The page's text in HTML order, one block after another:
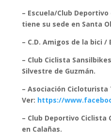
– Escuela/Club
tiene su sede en Santa
– C.D. Amigos de la bici /
– Club Ciclista
Silvestre de Guzmán.
– Asociación Cicloturista
Ver: https://
– Club Deportivo Ciclista
en Calañas.